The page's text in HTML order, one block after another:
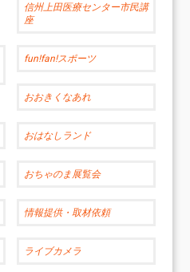
信州上田医療センター市民講
座
fun!fan!スポーツ
おおきくなあれ
おはなしランド
おちゃのま展覧会
情報提供・取材依頼
ライブカメラ